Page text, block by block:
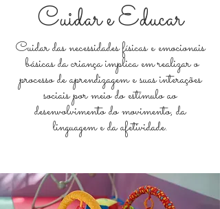
Cuidar e Educar
Cuidar das necessidades físicas e emocionais
básicas da criança implica em realizar o
processo de aprendizagem e suas interações
sociais por meio do estímulo ao
desenvolvimento do movimento, da
linguagem e da afetividade.